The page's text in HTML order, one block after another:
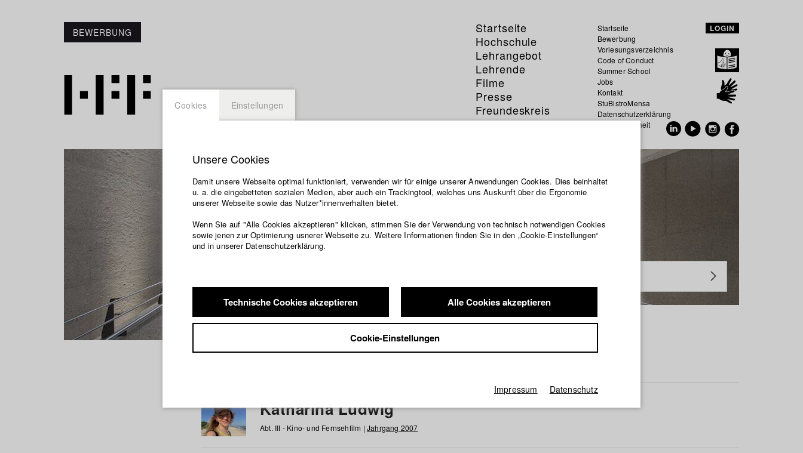
BEWERBUNG
Startseite
Hochschule
Lehrangebot
Lehrende
Filme
Presse
Freundeskreis
Service
Startseite
Bewerbung
Vorlesungsverzeichnis
Code of Conduct
Summer School
Jobs
Kontakt
StuBistroMensa
Datenschutzerklärung
Datensicherheit
LOGIN
Studierende / Alumni
a b c d e f g h i j k l m n o p q r s t u v w x y z Alle
Katharina Ludwig
Abt. III - Kino- und Fernsehfilm | Jahrgang 2007
Cookies Einstellungen
Unsere Cookies
Damit unsere Webseite optimal funktioniert, verwenden wir für einige unserer Anwendungen Cookies. Dies beinhaltet
u. a. die eingebetteten sozialen Medien, aber auch ein Trackingtool, welches uns Auskunft über die Ergonomie
unserer Webseite sowie das Nutzer*innenverhalten bietet.
Wenn Sie auf "Alle Cookies akzeptieren" klicken, stimmen Sie der Verwendung von technisch notwendigen Cookies
sowie jenen zur Optimierung usnerer Webseite zu. Weitere Informationen finden Sie in den „Cookie-Einstellungen“
und in unserer Datenschutzerklärung.
Technische Cookies akzeptieren Alle Cookies akzeptieren
Cookie-Einstellungen
Impressum Datenschutz